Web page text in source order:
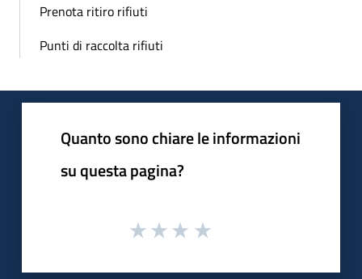
Prenota ritiro rifiuti
Punti di raccolta rifiuti
Quanto sono chiare le informazioni
su questa pagina?